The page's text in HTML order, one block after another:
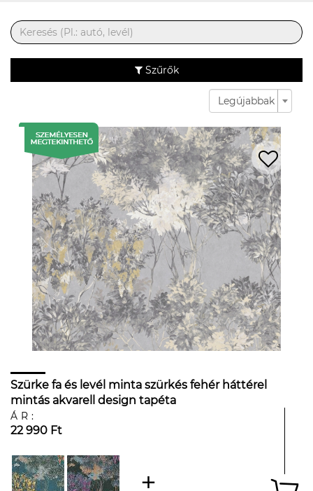
Szűrők
Legújabbak
Szürke fa és levél minta szürkés fehér háttérel
mintás akvarell design tapéta
ÁR:
22 990 Ft